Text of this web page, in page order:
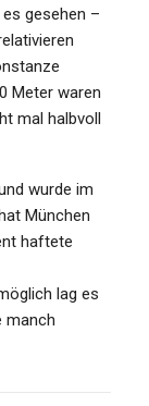
gesehen –
Meter waren
mal halbvoll
wurde im
München
haftete
lag es
manch